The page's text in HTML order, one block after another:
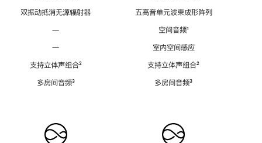
双振动抵消无源辐射器
—
—
支持立体声组合脚
²
多房间音频脚
³
五高音单元波束成形阵列
空间音频脚
¹
室内空间感应
支持立体声组合脚
²
多房间音频脚
³